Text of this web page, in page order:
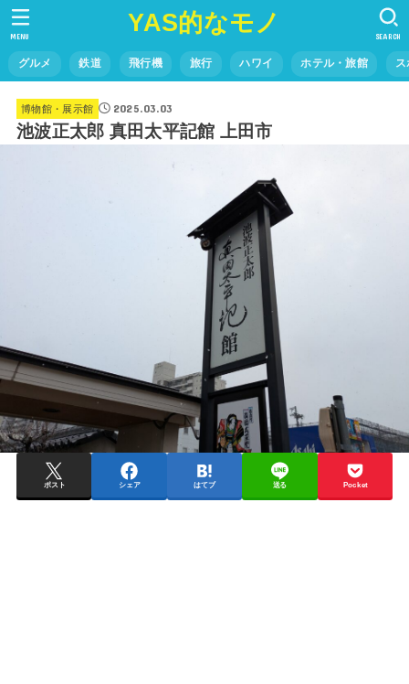
YAS的なモノ
グルメ 鉄道 飛行機 旅行 ハワイ ホテル・旅館
SEARCH
MENU
博物館・展示館 2025.03.03
池波正太郎 真田太平記館 上田市
ポスト シェア はてブ 送る Pocket